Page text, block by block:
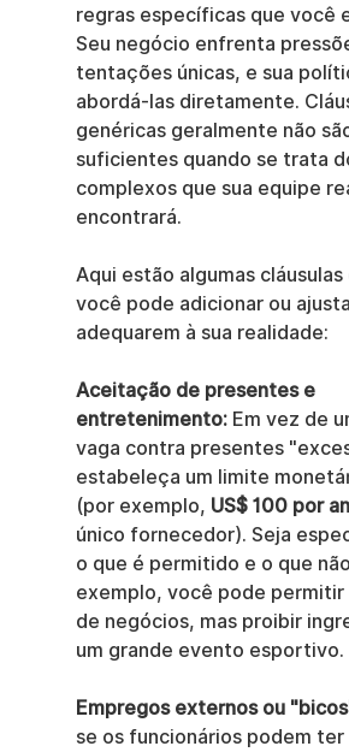
regras específicas que você
Seu negócio enfrenta
tentações únicas, e sua
abordá-las diretamente.
genéricas geralmente não
suficientes quando se trata
complexos que sua equipe
encontrará.
Aqui estão algumas cláusulas
você pode adicionar ou
adequarem à sua realidade:
Aceitação de presentes e
entretenimento: Em vez de
vaga contra presentes
estabeleça um limite
(por exemplo, US$ 100 por
único fornecedor). Seja
o que é permitido e o que
exemplo, você pode permitir
de negócios, mas proibir
um grande evento esportivo.
Empregos externos ou
se os funcionários podem ter